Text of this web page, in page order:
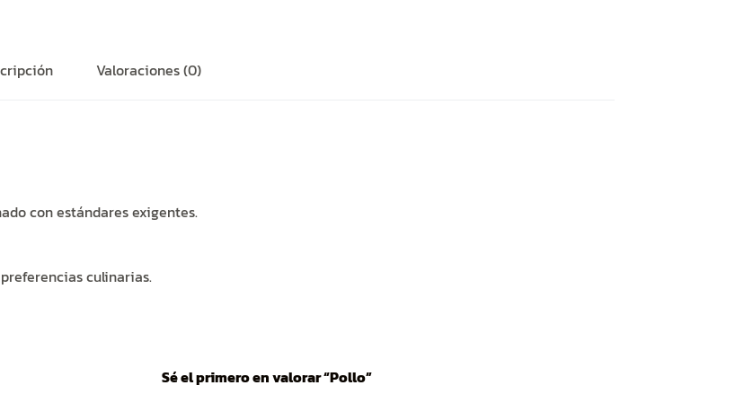
Valoraciones (0)
con estándares exigentes.
culinarias.
Sé el primero en valorar “Pollo”